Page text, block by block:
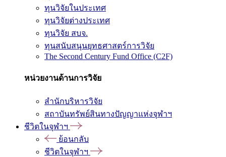
ทุนวิจัยในประเทศ
ทุนวิจัยต่างประเทศ
ทุนวิจัย สบจ.
ทุนสนับสนุนยุทธศาสตร์การวิจัย
The Second Century Fund Office (C2F)
หน่วยงานด้านการวิจัย
สำนักบริหารวิจัย
สถาบันทรัพย์สินทางปัญญาแห่งจุฬาฯ
ชีวิตในจุฬาฯ
ย้อนกลับ
ชีวิตในจุฬาฯ